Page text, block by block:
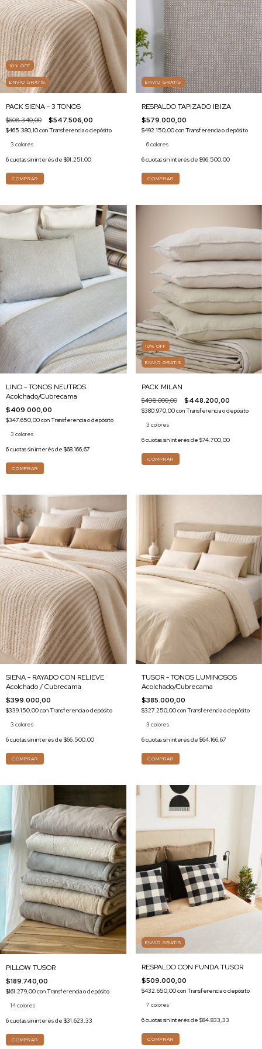
10% OFF
ENVÍO GRATIS
PACK SIENA - 3 TONOS
$608.340,00 $547.506,00
$465.380,10conTransferencia o depósito
3 colores
6cuotas sin interés de $91.251,00
COMPRAR
ENVÍO GRATIS
RESPALDO TAPIZADO IBIZA
$579.000,00
$492.150,00conTransferencia o depósito
6 colores
6cuotas sin interés de $96.500,00
COMPRAR
LINO - TONOS NEUTROS
Acolchado/Cubrecama
$409.000,00
$347.650,00conTransferencia o depósito
3 colores
6cuotas sin interés de $68.166,67
COMPRAR
10% OFF
ENVÍO GRATIS
PACK MILAN
$498.000,00 $448.200,00
$380.970,00conTransferencia o depósito
3 colores
6cuotas sin interés de $74.700,00
COMPRAR
SIENA - RAYADO CON RELIEVE
Acolchado / Cubrecama
$399.000,00
$339.150,00conTransferencia o depósito
3 colores
6cuotas sin interés de $66.500,00
COMPRAR
TUSOR - TONOS LUMINOSOS
Acolchado/Cubrecama
$385.000,00
$327.250,00conTransferencia o depósito
3 colores
6cuotas sin interés de $64.166,67
COMPRAR
PILLOW TUSOR
$189.740,00
$161.279,00conTransferencia o depósito
14 colores
6cuotas sin interés de $31.623,33
COMPRAR
ENVÍO GRATIS
RESPALDO CON FUNDA TUSOR
$509.000,00
$432.650,00conTransferencia o depósito
7 colores
6cuotas sin interés de $84.833,33
COMPRAR